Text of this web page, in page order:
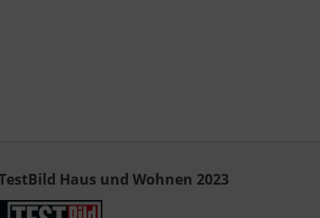
Haus und Wohnen 2023